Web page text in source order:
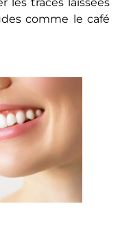
comme le café